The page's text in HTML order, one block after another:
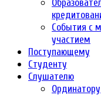
События с
участием
Поступающему
Студенту
Слушателю
Ординатору